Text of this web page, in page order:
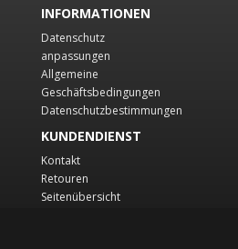
INFORMATIONEN
Datenschutz
anpassungen
Allgemeine
Geschäftsbedingungen
Datenschutzbestimmungen
KUNDENDIENST
Kontakt
Retouren
Seitenübersicht